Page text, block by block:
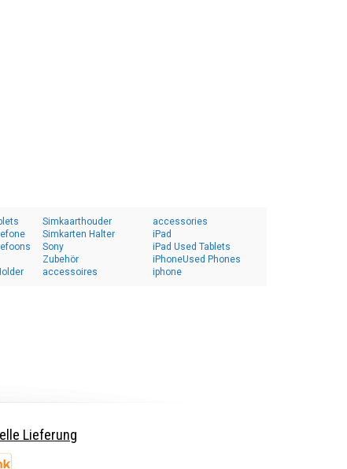
Simkaarthouder
Simkarten Halter
Sony
Zubehör
accessoires
accessories
iPad
iPad Used Tablets
iPhoneUsed Phones
iphone
Lieferung